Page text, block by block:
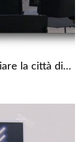
Forlì 2035 - Partecipa oggi per cambiare la città di domani